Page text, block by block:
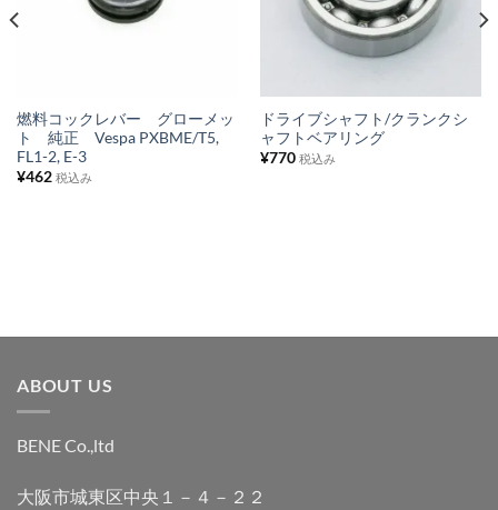
ト
燃料コックレバー グローメッ
ト 純正 Vespa PXBME/T5,
FL1-2, E-3
¥462 税込み
入
ドライブシャフト/クランクシ
ャフトベアリング
¥770 税込み
ABOUT US
BENE Co.,ltd
大阪市城東区中央１－４－２２